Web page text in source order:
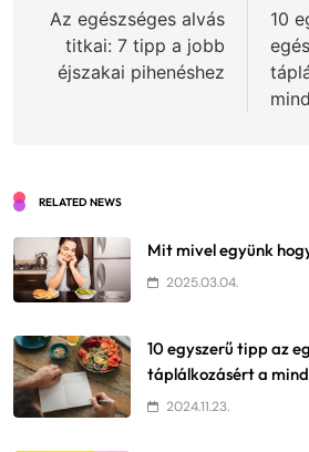
navigáció
Az egészséges alvás
titkai: 7 tipp a jobb
éjszakai pihenéshez
10
RELATED NEWS
Mit mivel együnk
2025.03.04.
10 egyszerű tipp az
táplálkozásért a
2024.11.23.